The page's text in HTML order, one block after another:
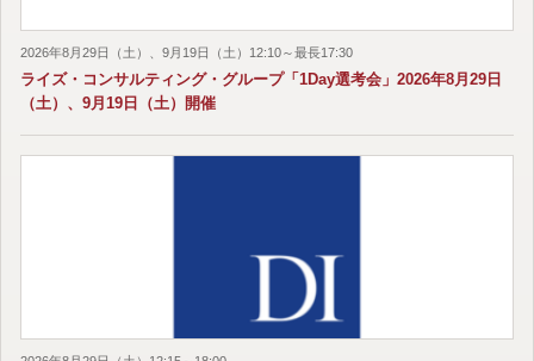
2026年8月29日（土）、9月19日（土）12:10～最長17:30
ライズ・コンサルティング・グループ「1Day選考会」2026年8月29日
（土）、9月19日（土）開催